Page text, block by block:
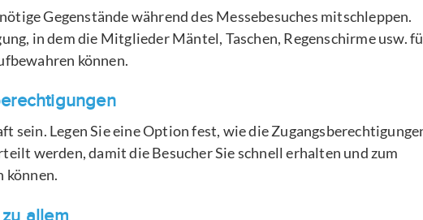
Gegenstände während des Messebesuches mitschleppen.
in dem die Mitglieder Mäntel, Taschen, Regenschirme usw.
können.
sein. Legen Sie eine Option fest, wie die
werden, damit die Besucher Sie schnell erhalten und zum
können.
allem